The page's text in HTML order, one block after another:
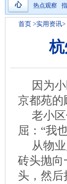
心
热点观察
首页 >实用资讯>
因为
京都苑
老小
屈：“我
从物
砖头抛向
头，然